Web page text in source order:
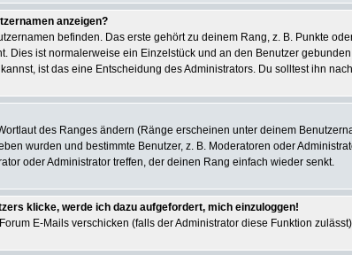
anzeigen?
befinden. Das erste gehört zu deinem Rang, z. B. Punkte
Dies ist normalerweise ein Einzelstück und an den Benutzer
ist das eine Entscheidung des Administrators. Du solltest ihn
des Ranges ändern (Ränge erscheinen unter deinem
wurden und bestimmte Benutzer, z. B. Moderatoren oder
oder Administrator treffen, der deinen Rang einfach wieder senkt.
klicke, werde ich dazu aufgefordert, mich einzuloggen!
E-Mails verschicken (falls der Administrator diese Funktion